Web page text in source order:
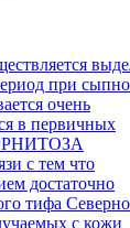
при
очень
в первичных
с тем что
достаточно
тифа
с кожи